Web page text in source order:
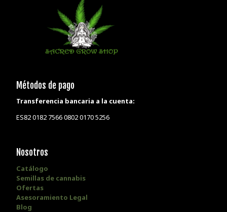
Métodos de pago
Transferencia bancaria a la cuenta:
ES82 0182 7566 0802 0170 5256
Nosotros
Catálogo
Semillas de cannabis
Ofertas
Asesoramiento Legal
Blog